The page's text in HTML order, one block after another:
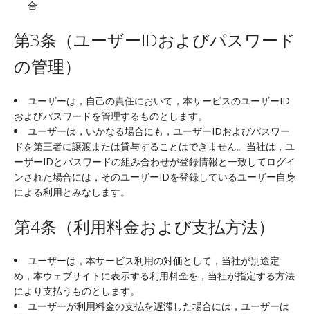
合
第3条（ユーザーIDおよびパスワード
の管理）
ユーザーは，自己の責任において，本サービスのユーザーID
およびパスワードを管理するものとします。
ユーザーは，いかなる場合にも，ユーザーIDおよびパスワー
ドを第三者に譲渡または貸与することはできません。当社は，ユ
ーザーIDとパスワードの組み合わせが登録情報と一致してログイ
ンされた場合には，そのユーザーIDを登録しているユーザー自身
による利用とみなします。
第4条（利用料金および支払方法）
ユーザーは，本サービス利用の対価として，当社が別途定
め，本ウェブサイトに表示する利用料金を，当社が指定する方法
により支払うものとします。
ユーザーが利用料金の支払を遅滞した場合には，ユーザーは